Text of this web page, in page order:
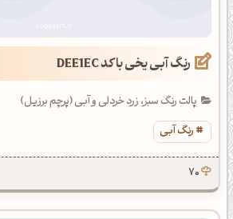
رنگ آبی یخی با کد DEE1EC
پالت رنگ سبز، زرد خردلی و آبی (پرچم برزیل)
رنگ آبی
70